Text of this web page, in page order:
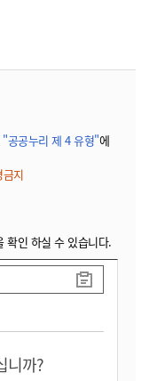
"공공누리 제 4 유형"에
지
확인 하실 수 있습니다.
니까?